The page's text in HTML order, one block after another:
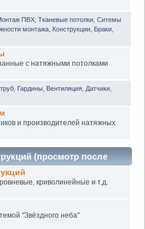
ПВХ Тканевые потолки Ситемы
монтажа Конструкции Браки
с натяжными потолками
Гардины Вентиляция Датчики
и производителей натяжных
(просмотр после
криволинейные и т.д.
"Звёздного неба"